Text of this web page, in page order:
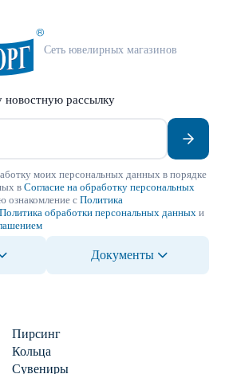
Сеть ювелирных магазинов
рассылку
моих персональных данных в порядке
в Согласие на обработку персональных
ознакомление с Политика
Политика обработки персональных данных и
Документы
Пирсинг
Кольца
Сувениры